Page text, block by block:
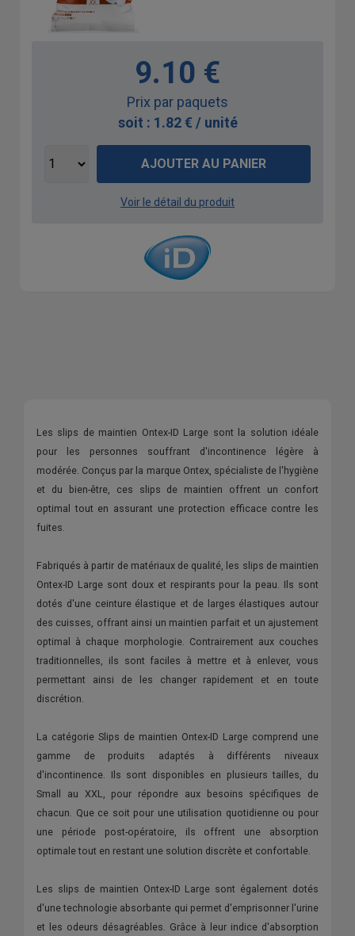
9.10 €
Prix par paquets
soit : 1.82 € / unité
AJOUTER AU PANIER
Voir le détail du produit
Les slips de maintien Ontex-ID Large sont la solution idéale
pour les personnes souffrant d'incontinence légère à
modérée. Conçus par la marque Ontex, spécialiste de l'hygiène
et du bien-être, ces slips de maintien offrent un confort
optimal tout en assurant une protection efficace contre les
fuites.
Fabriqués à partir de matériaux de qualité, les slips de maintien
Ontex-ID Large sont doux et respirants pour la peau. Ils sont
dotés d'une ceinture élastique et de larges élastiques autour
des cuisses, offrant ainsi un maintien parfait et un ajustement
optimal à chaque morphologie. Contrairement aux couches
traditionnelles, ils sont faciles à mettre et à enlever, vous
permettant ainsi de les changer rapidement et en toute
discrétion.
La catégorie Slips de maintien Ontex-ID Large comprend une
gamme de produits adaptés à différents niveaux
d'incontinence. Ils sont disponibles en plusieurs tailles, du
Small au XXL, pour répondre aux besoins spécifiques de
chacun. Que ce soit pour une utilisation quotidienne ou pour
une période post-opératoire, ils offrent une absorption
optimale tout en restant une solution discrète et confortable.
Les slips de maintien Ontex-ID Large sont également dotés
d'une technologie absorbante qui permet d'emprisonner l'urine
et les odeurs désagréables. Grâce à leur indice d'absorption